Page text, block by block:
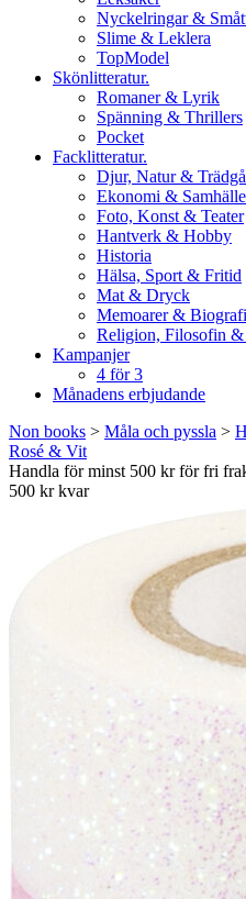
Nyckelringar &
Slime & Leklera
TopModel
Skönlitteratur.
Romaner & Lyrik
Spänning & Thrillers
Pocket
Facklitteratur.
Djur, Natur &
Ekonomi & Samhälle
Foto, Konst & Teater
Hantverk & Hobby
Historia
Hälsa, Sport & Fritid
Mat & Dryck
Memoarer &
Religion, Filosofin &
Kampanjer
4 för 3
Månadens erbjudande
Non books > Måla och pyssla >
Rosé & Vit
Handla för minst 500 kr för fri
500 kr kvar